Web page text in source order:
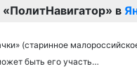
в
(старинное
быть его участь…